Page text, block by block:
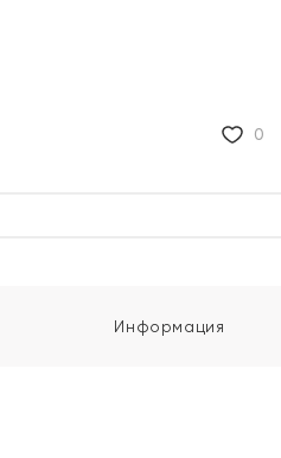
0
Информация